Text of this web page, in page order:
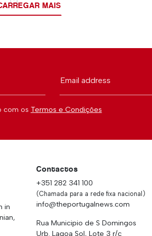
MAIS
Email address
com os Termos e Condições
in
Contactos
+351 282 341 100
(Chamada para a rede fixa nacional)
info@theportugalnews.com
Rua Municipio de S Domingos
Urb. Lagoa Sol, Lote 3 r/c